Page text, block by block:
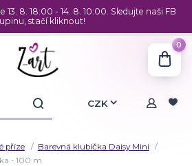
8. 18:00 - 14. 8. 10:00. Sledujte naši FB
stačí kliknout!
CZK
0
příze
Barevná klubíčka Daisy Mini
- 100 m